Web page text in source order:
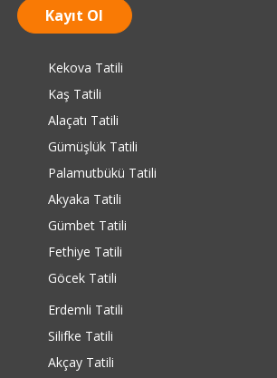
Kekova Tatili
Kaş Tatili
Alaçatı Tatili
Gümüşlük Tatili
Palamutbükü Tatili
Akyaka Tatili
Gümbet Tatili
Fethiye Tatili
Göcek Tatili
Erdemli Tatili
Silifke Tatili
Akçay Tatili